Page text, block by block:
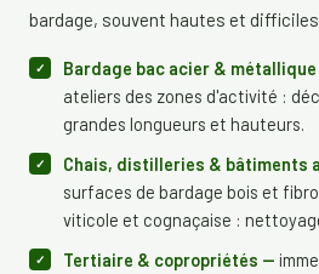
bardage, souvent hautes et
Bardage bac acier &
ateliers des zones d'activité :
grandes longueurs et hauteurs.
Chais, distilleries & bâtiments
surfaces de bardage bois et
viticole et cognaçaise :
Tertiaire & copropriétés —